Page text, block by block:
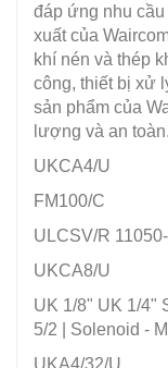
đáp ứng nhu
xuất của
khí nén và thép
công, thiết bị xử
sản phẩm của
lượng và an toàn.
UKCA4/U
FM100/C
ULCSV/R
UKCA8/U
UK 1/8" UK 1/4"
5/2 | Solenoid -
UKA4/32/U